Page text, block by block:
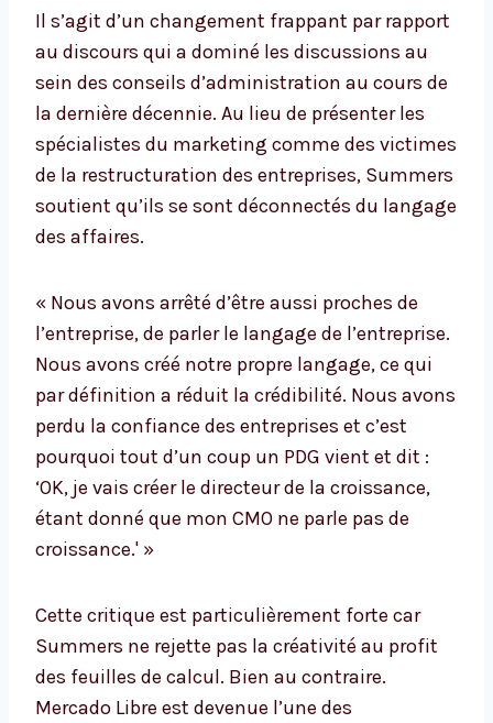
Il s’agit d’un changement frappant par rapport
au discours qui a dominé les discussions au
sein des conseils d’administration au cours de
la dernière décennie. Au lieu de présenter les
spécialistes du marketing comme des victimes
de la restructuration des entreprises, Summers
soutient qu’ils se sont déconnectés du langage
des affaires.
« Nous avons arrêté d’être aussi proches de
l’entreprise, de parler le langage de l’entreprise.
Nous avons créé notre propre langage, ce qui
par définition a réduit la crédibilité. Nous avons
perdu la confiance des entreprises et c’est
pourquoi tout d’un coup un PDG vient et dit :
‘OK, je vais créer le directeur de la croissance,
étant donné que mon CMO ne parle pas de
croissance.' »
Cette critique est particulièrement forte car
Summers ne rejette pas la créativité au profit
des feuilles de calcul. Bien au contraire.
Mercado Libre est devenue l’une des